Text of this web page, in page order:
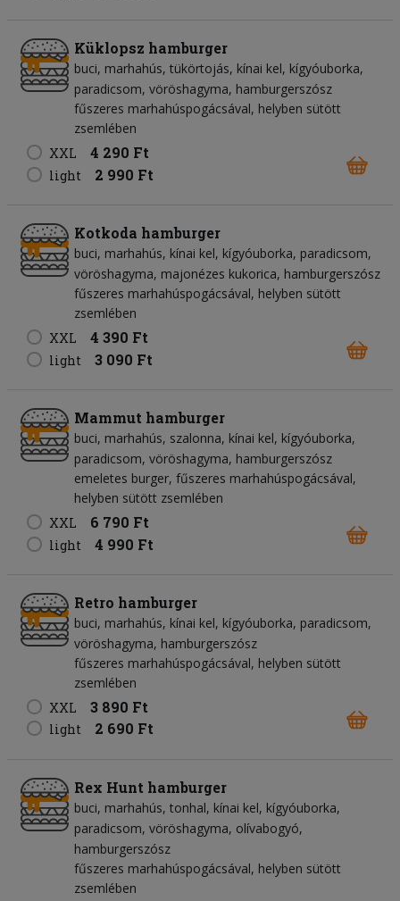
Küklopsz hamburger
buci marhahús tükörtojás kínai kel kígyóuborka
paradicsom vöröshagyma hamburgerszósz
fűszeres marhahúspogácsával, helyben sütött
zsemlében
XXL
4 290 Ft
light 2 990 Ft
Kotkoda hamburger
buci marhahús kínai kel kígyóuborka paradicsom
vöröshagyma majonézes kukorica hamburgerszósz
fűszeres marhahúspogácsával, helyben sütött
zsemlében
XXL
4 390 Ft
light 3 090 Ft
Mammut hamburger
buci marhahús szalonna kínai kel kígyóuborka
paradicsom vöröshagyma hamburgerszósz
emeletes burger, fűszeres marhahúspogácsával,
helyben sütött zsemlében
XXL
6 790 Ft
light 4 990 Ft
Retro hamburger
buci marhahús kínai kel kígyóuborka paradicsom
vöröshagyma hamburgerszósz
fűszeres marhahúspogácsával, helyben sütött
zsemlében
XXL
3 890 Ft
light 2 690 Ft
Rex Hunt hamburger
buci marhahús tonhal kínai kel kígyóuborka
paradicsom vöröshagyma olívabogyó
hamburgerszósz
fűszeres marhahúspogácsával, helyben sütött
zsemlében